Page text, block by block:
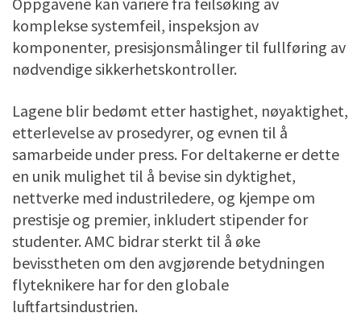
komplekse systemfeil, inspeksjon av
komponenter, presisjonsmålinger til fullføring av
nødvendige sikkerhetskontroller.
Lagene blir bedømt etter hastighet, nøyaktighet,
etterlevelse av prosedyrer, og evnen til å
samarbeide under press. For deltakerne er dette
en unik mulighet til å bevise sin dyktighet,
nettverke med industriledere, og kjempe om
prestisje og premier, inkludert stipender for
studenter. AMC bidrar sterkt til å øke
bevisstheten om den avgjørende betydningen
flyteknikere har for den globale
luftfartsindustrien.